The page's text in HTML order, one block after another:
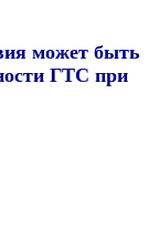
может быть
ГТС при